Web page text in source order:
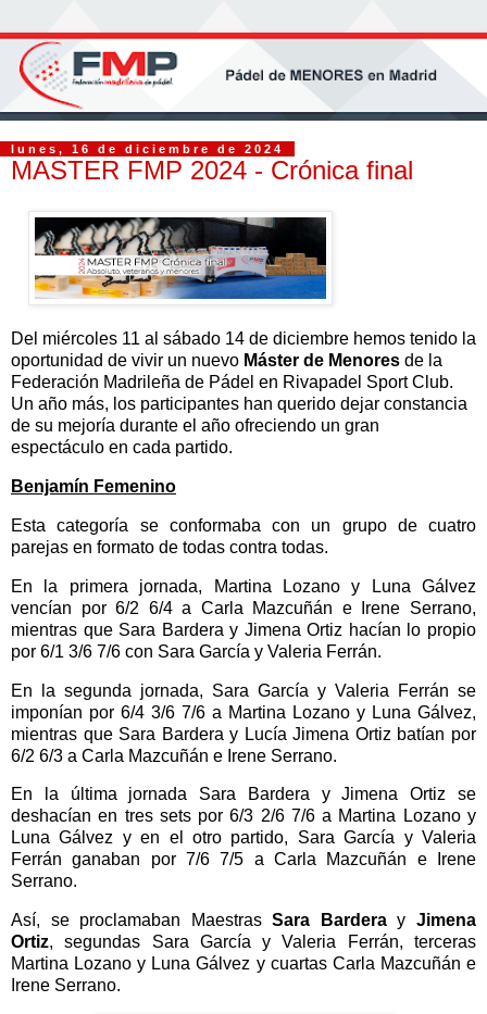
lunes, 16 de diciembre de 2024
MASTER FMP 2024 - Crónica final
Del miércoles 11 al sábado 14 de diciembre hemos tenido la
oportunidad de vivir un nuevo Máster de Menores de la
Federación Madrileña de Pádel en Rivapadel Sport Club.
Un año más, los participantes han querido dejar constancia
de su mejoría durante el año ofreciendo un gran
espectáculo en cada partido.
Benjamín Femenino
Esta categoría se conformaba con un grupo de cuatro
parejas en formato de todas contra todas.
En la primera jornada, Martina Lozano y Luna Gálvez
vencían por 6/2 6/4 a Carla Mazcuñán e Irene Serrano,
mientras que Sara Bardera y Jimena Ortiz hacían lo propio
por 6/1 3/6 7/6 con Sara García y Valeria Ferrán.
En la segunda jornada, Sara García y Valeria Ferrán se
imponían por 6/4 3/6 7/6 a Martina Lozano y Luna Gálvez,
mientras que Sara Bardera y Lucía Jimena Ortiz batían por
6/2 6/3 a Carla Mazcuñán e Irene Serrano.
En la última jornada Sara Bardera y Jimena Ortiz se
deshacían en tres sets por 6/3 2/6 7/6 a Martina Lozano y
Luna Gálvez y en el otro partido, Sara García y Valeria
Ferrán ganaban por 7/6 7/5 a Carla Mazcuñán e Irene
Serrano.
Así, se proclamaban MaestrasSara BarderayJimena
Ortiz, segundas Sara García y Valeria Ferrán, terceras
Martina Lozano y Luna Gálvez y cuartas Carla Mazcuñán e
Irene Serrano.